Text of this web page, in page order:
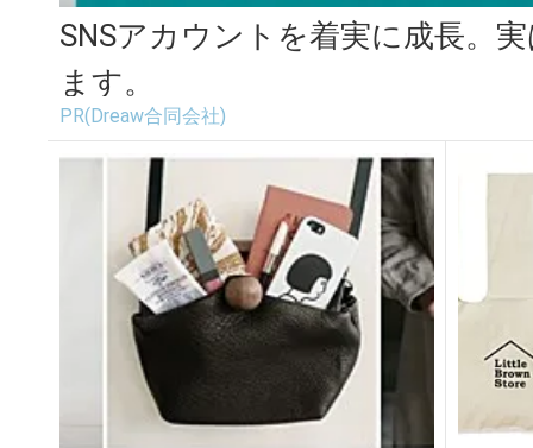
SNSアカウントを着実に成長。
ます。
PR(Dreaw合同会社)